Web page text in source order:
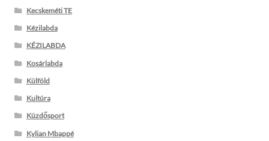
Kecskeméti TE
Kézilabda
KÉZILABDA
Kosárlabda
Külföld
Kultúra
Küzdősport
Kylian Mbappé